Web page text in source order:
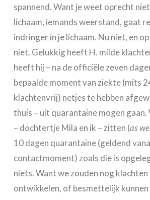
spannend. Want je weet oprecht
lichaam, iemands weerstand, gaat
indringer in je lichaam. Nu niet, en
niet. Gelukkig heeft H. milde
heeft hij – na de officiële zeven
bepaalde moment van ziekte (mits
klachtenvrij) netjes te hebben
thuis – uit quarantaine mogen
– dochtertje Mila en ik – zitten (as
10 dagen quarantaine (geldend
contactmoment) zoals die is
niets. Want we zouden nog klachten
ontwikkelen, of besmettelijk kunnen